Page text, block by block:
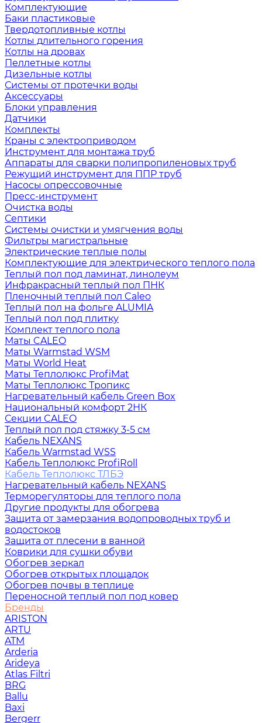
Комплектующие
Баки пластиковые
Твердотопливные котлы
Котлы длительного горения
Котлы на дровах
Пеллетные котлы
Дизельные котлы
Системы от протечки воды
Аксессуары
Блоки управления
Датчики
Комплекты
Краны с электроприводом
Инструмент для монтажа труб
Аппараты для сварки полипропиленовых труб
Режущий инструмент для ППР труб
Насосы опрессовочные
Пресс-инструмент
Очистка воды
Септики
Системы очистки и умягчения воды
Фильтры магистральные
Электрические теплые полы
Комплектующие для электрического теплого пола
Теплый пол под ламинат, линолеум
Инфракрасный теплый пол ПНК
Пленочный теплый пол Caleo
Теплый пол на фольге ALUMIA
Теплый пол под плитку
Комплект теплого пола
Маты CALEO
Маты Warmstad WSM
Маты World Heat
Маты Теплолюкс ProfiMat
Маты Теплолюкс Тропикс
Нагревательный кабель Green Box
Национальный комфорт 2НК
Секции CALEO
Теплый пол под стяжку 3-5 см
Кабель NEXANS
Кабель Warmstad WSS
Кабель Теплолюкс ProfiRoll
Кабель Теплолюкс ТЛБЭ
Нагревательный кабель NEXANS
Терморегуляторы для теплого пола
Другие продукты для обогрева
Защита от замерзания водопроводных труб и
водостоков
Защита от плесени в ванной
Коврики для сушки обуви
Обогрев зеркал
Обогрев открытых площадок
Обогрев почвы в теплице
Переносной теплый пол под ковер
Бренды
ARISTON
ARTU
ATM
Arderia
Arideya
Atlas Filtri
BRG
Ballu
Baxi
Bergerr